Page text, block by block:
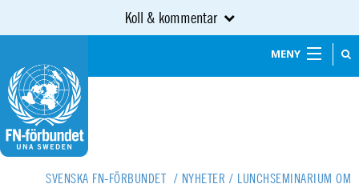
Koll & kommentar
MENY
SVENSKA FN-FÖRBUNDET / NYHETER / LUNCHSEMINARIUM OM